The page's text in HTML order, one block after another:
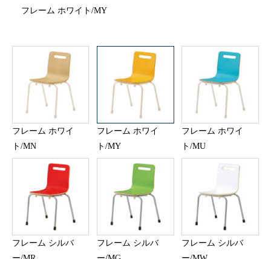
フレーム ホワイト/MY
フレーム ホワイ
ト/MN
フレーム ホワイ
ト/MY
フレーム ホワイ
ト/MU
フレーム シルバ
フレーム シルバ
フレーム シルバ